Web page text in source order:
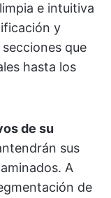
e intuitiva
y
que
hasta los
de su
sus
A
de